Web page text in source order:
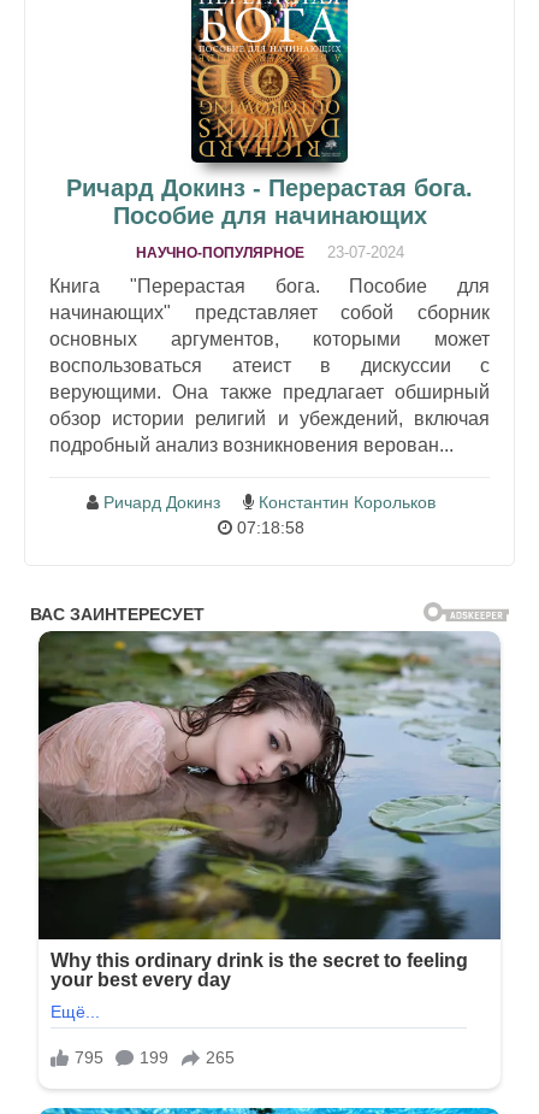
Ричард Докинз - Перерастая бога.
Пособие для начинающих
НАУЧНО-ПОПУЛЯРНОЕ 23-07-2024
Книга "Перерастая бога. Пособие для
начинающих" представляет собой сборник
основных аргументов, которыми может
воспользоваться атеист в дискуссии с
верующими. Она также предлагает обширный
обзор истории религий и убеждений, включая
подробный анализ возникновения верован...
Ричард Докинз
Константин Корольков
07:18:58